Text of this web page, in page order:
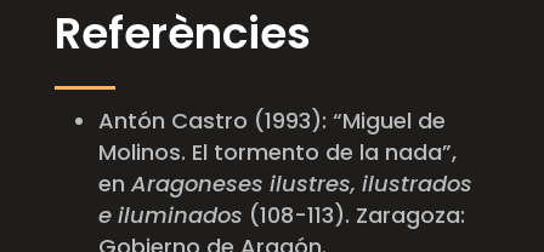
Referències
Antón Castro (1993): “Miguel de
Molinos. El tormento de la nada”,
en Aragoneses ilustres, ilustrados
e iluminados (108-113). Zaragoza: